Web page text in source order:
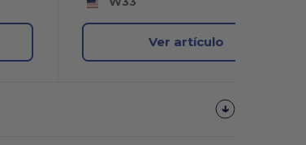
Ver artículo